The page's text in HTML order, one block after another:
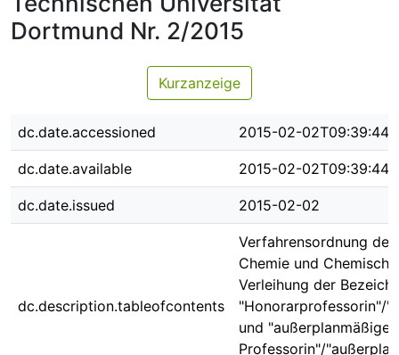
Leitlinien
Zurück zur Startseite
Dortmund Nr. 2/2015
Kurzanzeige
dc.date.accessioned 2015-02-02T09:39:44Z
dc.date.available 2015-02-02T09:39:44Z
dc.date.issued 2015-02-02
dc.description.tableofcontents
Verfahrensordnung
Chemie und
Verleihung der
"Honorarprofessorin"/
und "außerplanmäßige
Professorin"/